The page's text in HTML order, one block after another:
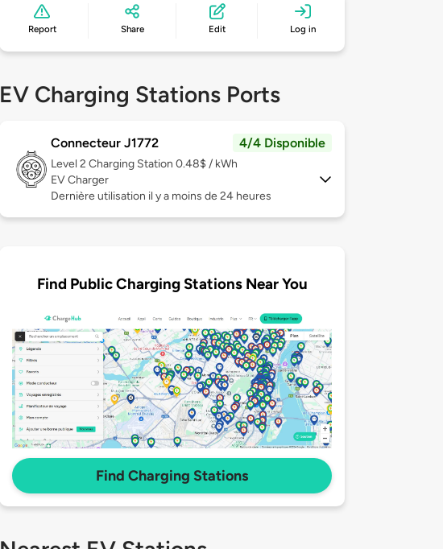
Report Share Edit Log in
EV Charging Stations Ports
Connecteur J1772 4/4 Disponible
Level 2 Charging Station 0.48$ / kWh
EV Charger
Dernière utilisation il y a moins de 24 heures
Find Public Charging Stations Near You
Find Charging Stations